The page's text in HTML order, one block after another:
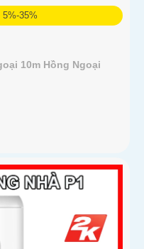
35%
10m Hồng Ngoại